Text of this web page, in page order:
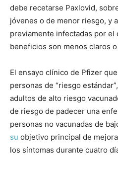
debe recetarse Paxlovid,
jóvenes o de menor riesgo, y
previamente infectadas por el
beneficios son menos claros
El ensayo clínico de Pfizer
personas de “riesgo
adultos de alto riesgo
de riesgo de padecer una
personas no vacunadas de
su objetivo principal de
los síntomas durante cuatro